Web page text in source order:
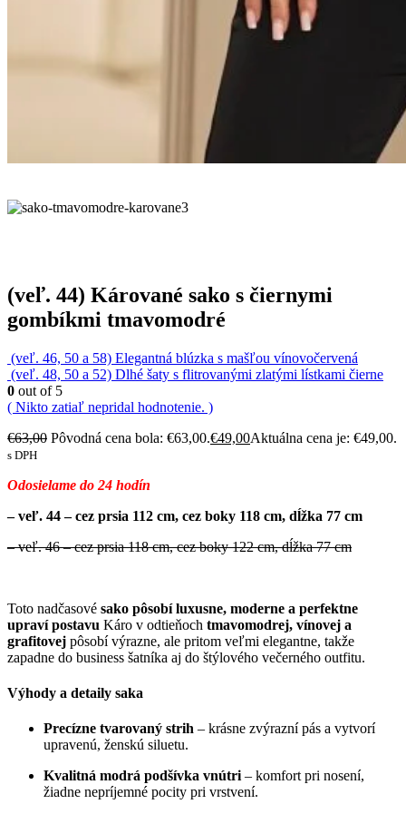
(veľ. 44) Kárované sako s čiernymi
gombíkmi tmavomodré
(veľ. 46, 50 a 58) Elegantná blúzka s mašľou vínovočervená
(veľ. 48, 50 a 52) Dlhé šaty s flitrovanými zlatými lístkami čierne
0 out of 5
( Nikto zatiaľ nepridal hodnotenie. )
€63,00 Pôvodná cena bola: €63,00.€49,00Aktuálna cena je: €49,00.
s DPH
Odosielame do 24 hodín
– veľ. 44 – cez prsia 112 cm, cez boky 118 cm, dĺžka 77 cm
– veľ. 46 – cez prsia 118 cm, cez boky 122 cm, dĺžka 77 cm
Toto nadčasové sako pôsobí luxusne, moderne a perfektne
upraví postavu Káro v odtieňoch tmavomodrej, vínovej a
grafitovej pôsobí výrazne, ale pritom veľmi elegantne, takže
zapadne do business šatníka aj do štýlového večerného outfitu.
Výhody a detaily saka
Precízne tvarovaný strih – krásne zvýrazní pás a vytvorí
upravenú, ženskú siluetu.
Kvalitná modrá podšívka vnútri – komfort pri nosení,
žiadne nepríjemné pocity pri vrstvení.